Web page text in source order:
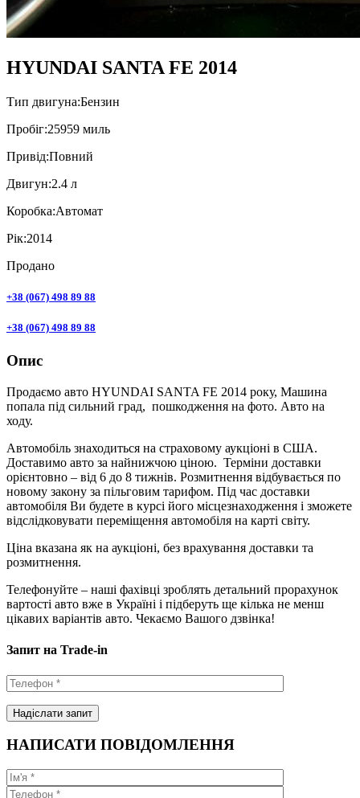
HYUNDAI SANTA FE 2014
Тип двигуна:Бензин
Пробiг:25959 миль
Привiд:Повний
Двигун:2.4 л
Коробка:Автомат
Рік:2014
Продано
+38 (067) 498 89 88
+38 (067) 498 89 88
Опис
Продаємо авто HYUNDAI SANTA FE 2014 року, Машина
попала під сильний град, пошкодження на фото. Авто на
ходу.
Автомобіль знаходиться на страховому аукціоні в США.
Доставимо авто за найнижчою ціною. Терміни доставки
орієнтовно – від 6 до 8 тижнів. Розмитнення відбувається по
новому закону за пільговим тарифом. Під час доставки
автомобіля Ви будете в курсі його місцезнаходження і зможете
відслідковувати переміщення автомобіля на карті світу.
Ціна вказана як на аукціоні, без врахування доставки та
розмитнення.
Телефонуйте – наші фахівці зроблять детальний прорахунок
вартості авто вже в Україні і підберуть ще кілька не менш
цікавих варіантів авто. Чекаємо Вашого дзвінка!
Запит на Trade-in
НАПИСАТИ ПОВІДОМЛЕННЯ